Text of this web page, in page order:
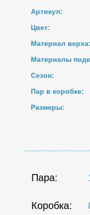
Артикул:
Цвет:
Материал верха:
Материалы
Сезон:
Пар в коробке:
Размеры:
Пара:
Коробка: